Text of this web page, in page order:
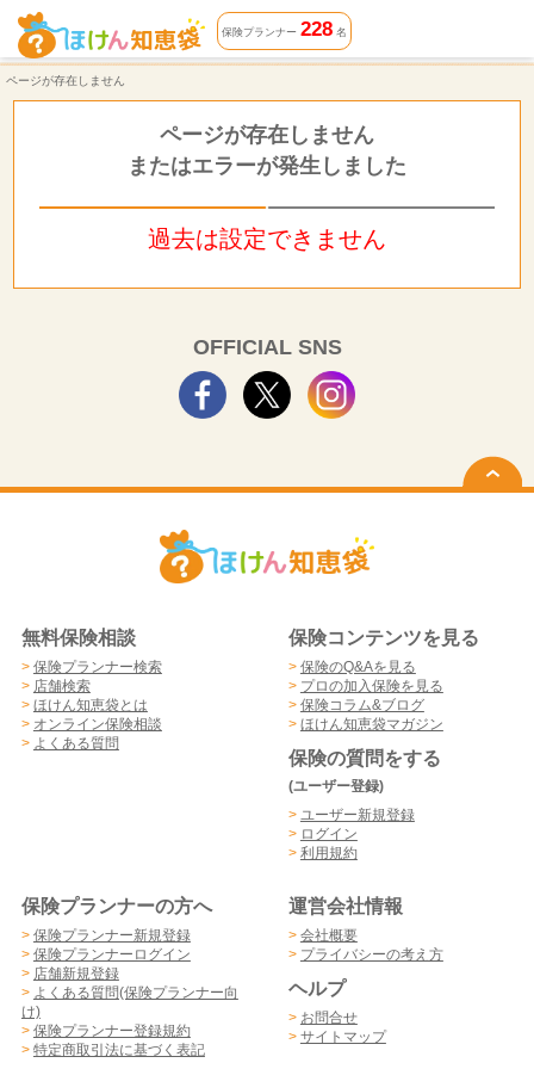
ページが存在しません | ほけん知恵袋
保険プランナー 228名
ページが存在しません
ページが存在しません
またはエラーが発生しました
過去は設定できません
OFFICIAL SNS
無料保険相談
> 保険プランナー検索
> 店舗検索
> ほけん知恵袋とは
> オンライン保険相談
> よくある質問
保険コンテンツを見る
> 保険のQ&Aを見る
> プロの加入保険を見る
> 保険コラム&ブログ
> ほけん知恵袋マガジン
保険の質問をする
(ユーザー登録)
> ユーザー新規登録
> ログイン
> 利用規約
保険プランナーの方へ
> 保険プランナー新規登録
> 保険プランナーログイン
> 店舗新規登録
> よくある質問(保険プランナー向
け)
> 保険プランナー登録規約
> 特定商取引法に基づく表記
運営会社情報
> 会社概要
> プライバシーの考え方
ヘルプ
> お問合せ
> サイトマップ